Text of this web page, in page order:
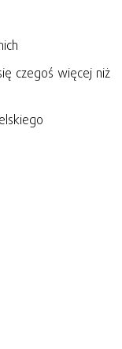
czegoś więcej niż